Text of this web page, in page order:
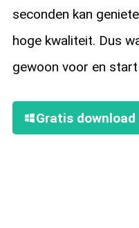
seconden kan
hoge kwaliteit. Dus
gewoon voor en
Gratis download